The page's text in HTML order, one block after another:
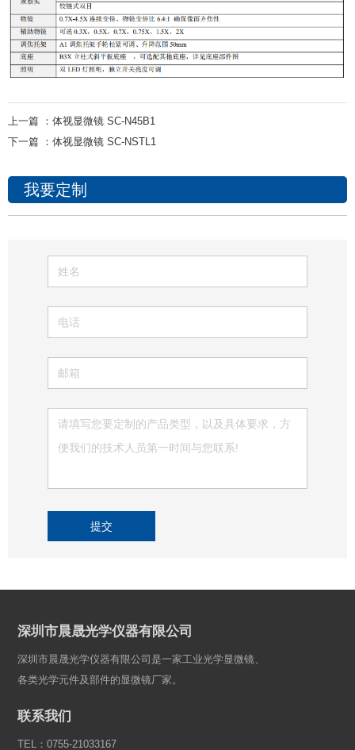
上一篇 ： 体视显微镜 SC-N45B1
下一篇 ： 体视显微镜 SC-NSTL1
我要定制
提交
深圳市晨晟光学仪器有限公司
深圳市晨晟光学仪器有限公司是一家工业光学显微镜、
各类光学元件及部件的显微镜厂家。
联系我们
TEL：0755-21033167